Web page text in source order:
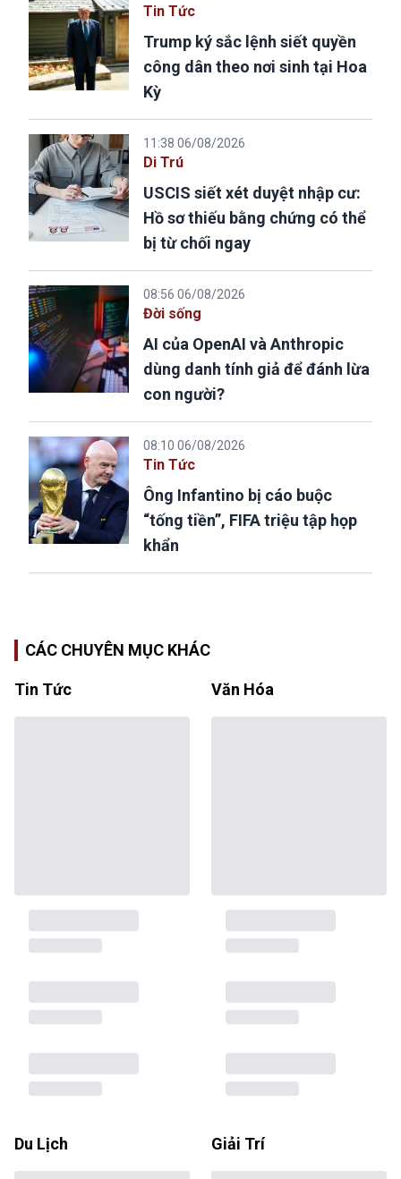
Tin Tức
Trump ký sắc lệnh siết quyền
công dân theo nơi sinh tại Hoa
Kỳ
11:38 06/08/2026
Di Trú
USCIS siết xét duyệt nhập cư:
Hồ sơ thiếu bằng chứng có thể
bị từ chối ngay
08:56 06/08/2026
Đời sống
AI của OpenAI và Anthropic
dùng danh tính giả để đánh lừa
con người?
08:10 06/08/2026
Tin Tức
Ông Infantino bị cáo buộc
“tống tiền”, FIFA triệu tập họp
khẩn
CÁC CHUYÊN MỤC KHÁC
Tin Tức Văn Hóa
Du Lịch Giải Trí